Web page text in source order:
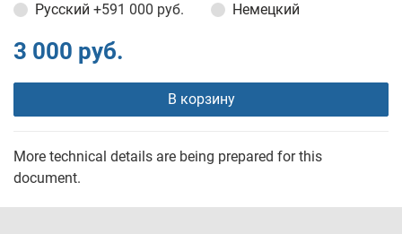
Русский +591 000 руб. Немецкий
3 000 руб.
В корзину
More technical details are being prepared for this
document.